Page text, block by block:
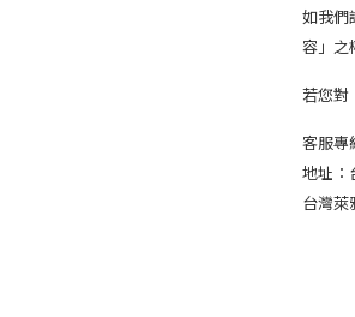
如我們
容」之
若您對
客服專
地址：
台灣萊